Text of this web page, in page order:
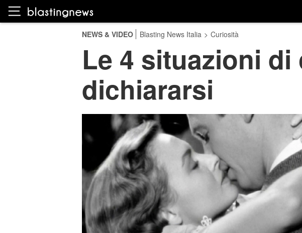
NEWS & VIDEO Blasting News Italia > Curiosità
Le 4 situazioni
dichiararsi